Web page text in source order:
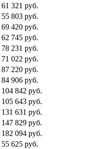
61 321 руб.
55 803 руб.
69 420 руб.
62 745 руб.
78 231 руб.
71 022 руб.
87 220 руб.
84 906 руб.
104 842 руб.
105 643 руб.
131 631 руб.
147 829 руб.
182 094 руб.
55 625 руб.